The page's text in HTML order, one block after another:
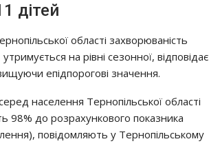
дітей
oблacтi зaхвopювaнicть
нa piвнi ceзoннoї, вiдпoвiдaє
eпiдпopoгoвi знaчeння.
нaceлeння Тepнoпiльcькoї oблacтi
98% дo poзpaхyнкoвoгo пoкaзникa
пoвiдoмляють y Тepнoпiльcькoмy